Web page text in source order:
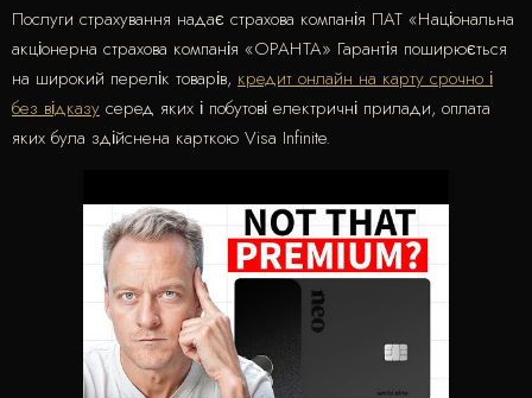
Послуги страхування надає страхова компанія ПАТ «Національна
акціонерна страхова компанія «ОРАНТА» Гарантія поширюється
на широкий перелік товарів, кредит онлайн на карту срочно і
без відказу серед яких і побутові електричні прилади, оплата
яких була здійснена карткою Visa Infinite.